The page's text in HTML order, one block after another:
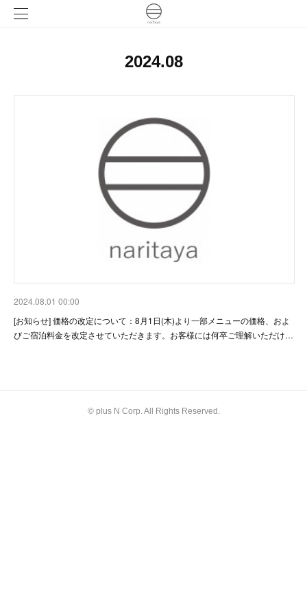
2024.08
2024.08.01 00:00
[お知らせ] 価格の改定について：8月1日(木)より一部メニューの価格、およ
びご宿泊料金を改定させていただきます。お客様には何卒ご理解いただけ…
© plus N Corp. All Rights Reserved.